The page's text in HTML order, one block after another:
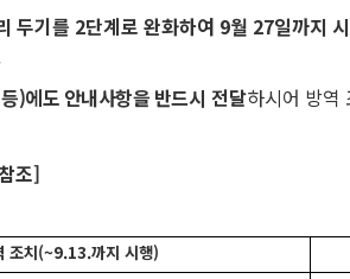
두기를 2단계로 완화하여 9월 27일까지
)에도 안내사항을 반드시 전달하시어 방역
조]
조치(~9.13.까지 시행)